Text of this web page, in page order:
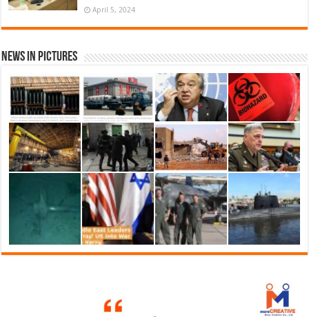
April 5, 2024
News in Pictures